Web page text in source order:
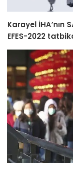
Karayel İHA’nın
EFES-2022